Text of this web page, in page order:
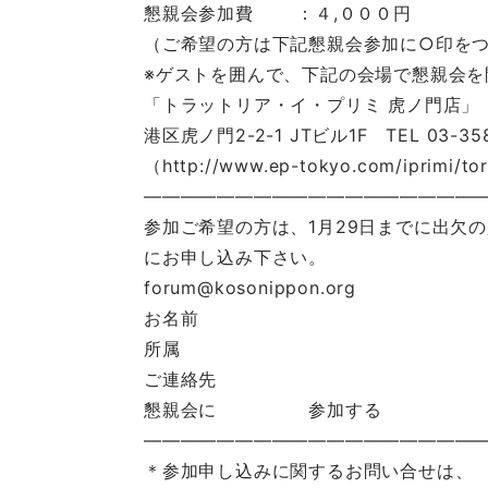
懇親会参加費 ：４,０００円
（ご希望の方は下記懇親会参加に○印を
※ゲストを囲んで、下記の会場で懇親会
「トラットリア・イ・プリミ 虎ノ門店」
港区虎ノ門2-2-1 JTビル1F TEL 03-
（http://www.ep-tokyo.com/iprimi/
参加ご希望の方は、1月29日までに出欠
にお申し込み下さい。
forum@kosonippon.org
お名前
所属
ご連絡先
懇親会に 参加する 参
＊参加申し込みに関するお問い合せは、